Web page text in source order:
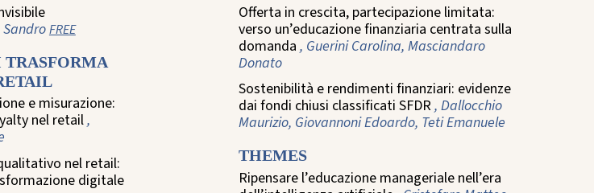
FREE
e misurazione:
nel retail,
nel retail:
digitale
Offerta in crescita, partecipazione limitata:
verso un’educazione finanziaria centrata sulla
domanda , Guerini Carolina, Masciandaro
Donato
Sostenibilità e rendimenti finanziari: evidenze
dai fondi chiusi classificati SFDR, Dallocchio
Maurizio, Giovannoni Edoardo, Teti Emanuele
THEMES
Ripensare l’educazione manageriale nell’era